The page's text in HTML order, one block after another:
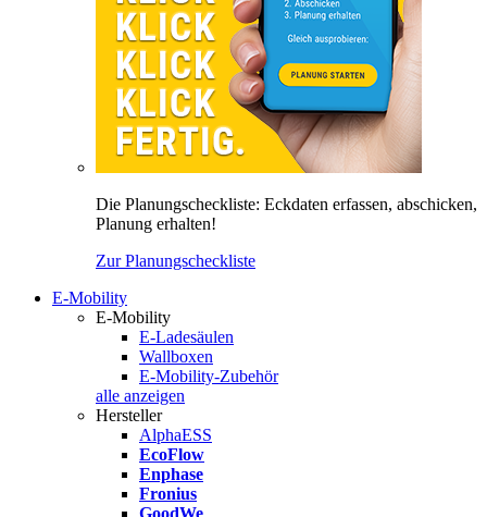
Die Planungscheckliste: Eckdaten erfassen, abschicken,
Planung erhalten!
Zur Planungscheckliste
E-Mobility
E-Mobility
E-Ladesäulen
Wallboxen
E-Mobility-Zubehör
alle anzeigen
Hersteller
AlphaESS
EcoFlow
Enphase
Fronius
GoodWe